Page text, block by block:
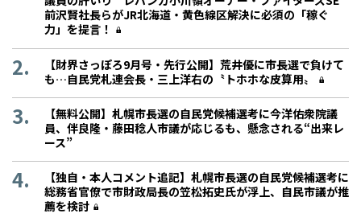
前沢賢社長らがJR北海道・黄色線区解決に必須の「稼ぐ
力」を提言！
【財界さっぽろ9月号・先行公開】荒井優に市長選で負けて
も…自民党札連会長・三上洋右の〝トホホな皮算用〟
【無料公開】札幌市長選の自民党候補選考に今洋佑衆院議
員、伴良隆・藤田稔人市議が応じるも、懸念される“出来レ
ース”
【独自・本人コメント追記】札幌市長選の自民党候補選考に
総務省官僚で市財政局長の笠松拓史氏が浮上、自民市議が推
薦を検討